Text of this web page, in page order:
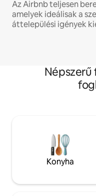
Az Airbnb teljesen
amelyek ideálisak a
áttelepülési igények
Népszerű
Konyha